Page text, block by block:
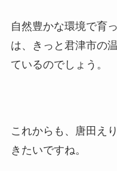
自然豊かな環境で育
は、きっと君津市の
ているのでしょう。
これからも、唐田え
きたいですね。